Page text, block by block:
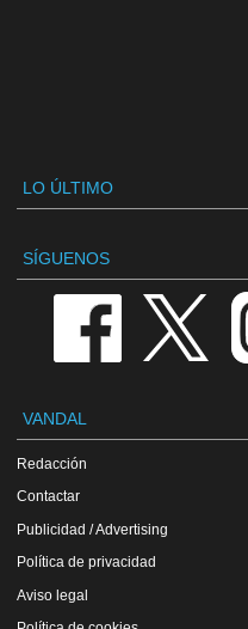
LO ÚLTIMO
SÍGUENOS
VANDAL
Redacción
Contactar
Publicidad / Advertising
Política de privacidad
Aviso legal